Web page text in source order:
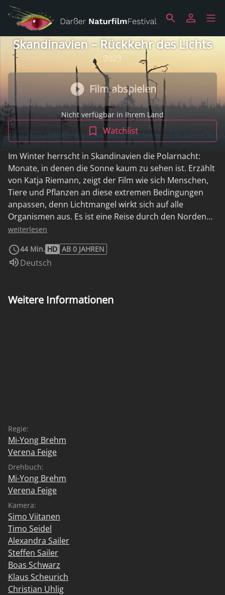
Skandinavien – Rückkehr des Lichts
2023
Film abspielen
Nicht verfügbar in Ihrem Land
Watchlist
Im Winter herrscht in Skandinavien die Polarnacht:
Monate, in denen die Sonne kaum zu sehen ist. Erzählt
von Katja Riemann, zeigt der Film wie sich Menschen,
Tiere und Pflanzen an diese extremen Bedingungen
anpassen, denn Lichtmangel wirkt sich auf alle
Organismen aus. Es ist eine Reise durch den Norden
Skandinaviens, beginnend in der absoluten Dunkelheit
Mitternachtssonne im Frühsommer.
weiterlesen
44 Min. HD AB 0 JAHREN
Sprache:
Deutsch
Weitere Informationen
Regie:
Mi-Yong Brehm
Verena Feige
Drehbuch:
Mi-Yong Brehm
Verena Feige
Kamera:
Simo Viitanen
Timo Seidel
Alexandra Sailer
Steffen Sailer
Boas Schwarz
Klaus Scheurich
Christian Uhlig